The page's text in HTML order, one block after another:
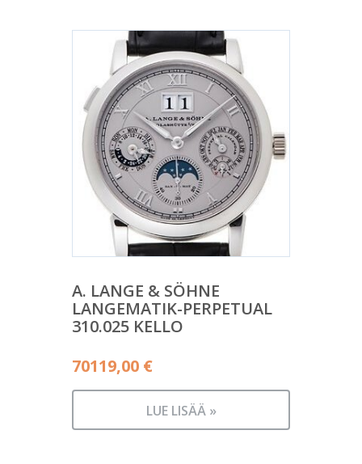
A. LANGE & SÖHNE
LANGEMATIK-PERPETUAL
310.025 KELLO
70119,00 €
LUE LISÄÄ »